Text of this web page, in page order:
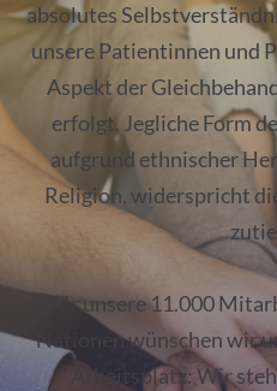
absolutes
unsere Patientinnen und
Aspekt der
erfolgt. Jegliche Form
aufgrund ethnischer
Religion, widerspricht
Für unsere 11.000
Nationen wünschen wir
Arbeitsplatz: Wir